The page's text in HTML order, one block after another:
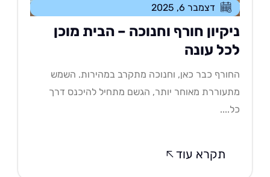
דצמבר 6, 2025
חורף וחנוכה – הבית מוכן
עונה
כבר כאן, וחנוכה מתקרב במהירות. השמש
מאוחר יותר, הגשם מתחיל להיכנס דרך
תקרא עוד